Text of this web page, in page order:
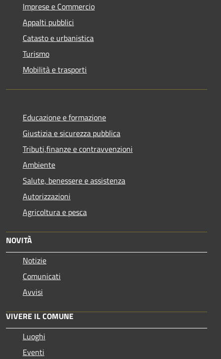
Imprese e Commercio
Appalti pubblici
Catasto e urbanistica
Turismo
Mobilità e trasporti
Educazione e formazione
Giustizia e sicurezza pubblica
Tributi,finanze e contravvenzioni
Ambiente
Salute, benessere e assistenza
Autorizzazioni
Agricoltura e pesca
NOVITÀ
Notizie
Comunicati
Avvisi
VIVERE IL COMUNE
Luoghi
Eventi